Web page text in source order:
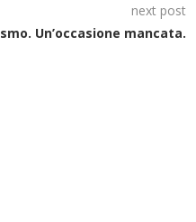
next post
Un’occasione mancata.